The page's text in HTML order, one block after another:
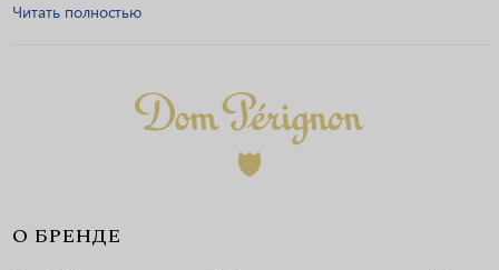
Читать полностью
О БРЕНДЕ